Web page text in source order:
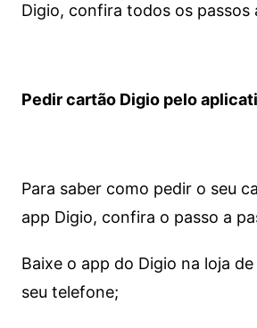
Digio, confira todos os passos
Pedir cartão Digio pelo
Para saber como pedir o seu
app Digio, confira o passo a
Baixe o app do Digio na loja
seu telefone;